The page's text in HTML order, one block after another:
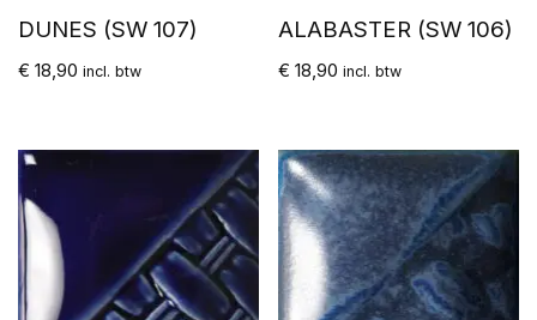
DUNES (SW 107)
€ 18,90 incl. btw
ALABASTER (SW 106)
€ 18,90 incl. btw